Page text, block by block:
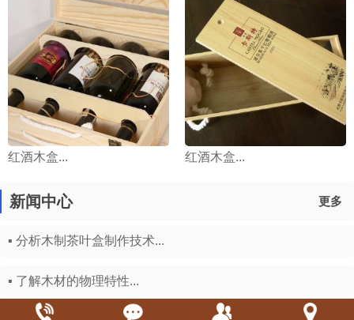
红酒木盒... 红酒木盒...
新闻中心 更多
▪ 分析木制茶叶盒制作技术...
▪ 了解木材的物理特性...